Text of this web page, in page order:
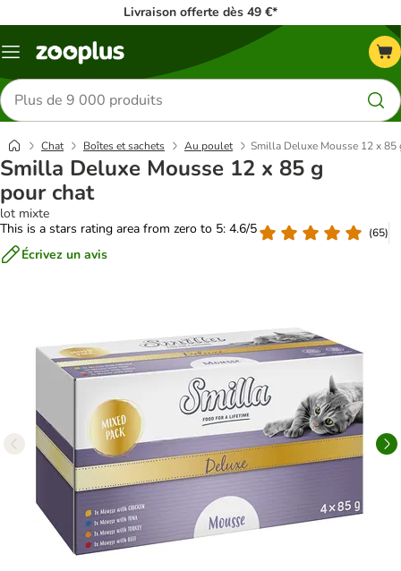
Livraison offerte dès 49 €*
Menu
Rechercher
des
produits
Chat Boîtes et sachets Au poulet Smilla Deluxe Mousse 12 x 85
Smilla Deluxe Mousse 12 x 85 g
pour chat
lot mixte
This is a stars rating area from zero to 5: 4.6/5
(65)
Écrivez un avis